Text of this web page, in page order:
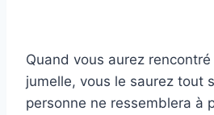
Quand vous aurez
jumelle, vous le saurez tout
personne ne ressemblera à